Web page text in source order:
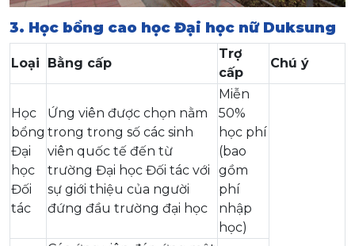
3. Học bổng cao học Đại học nữ Duksung
Loại Bằng cấp
Trợ
cấp
Chú ý
Học
bổng
Đại
học
Đối
tác
Ứng viên được chọn nằm
trong trong số các sinh
viên quốc tế đến từ
trường Đại học Đối tác với
sự giới thiệu của người
đứng đầu trường đại học
Miễn
50%
học phí
(bao
gồm
phí
nhập
học)